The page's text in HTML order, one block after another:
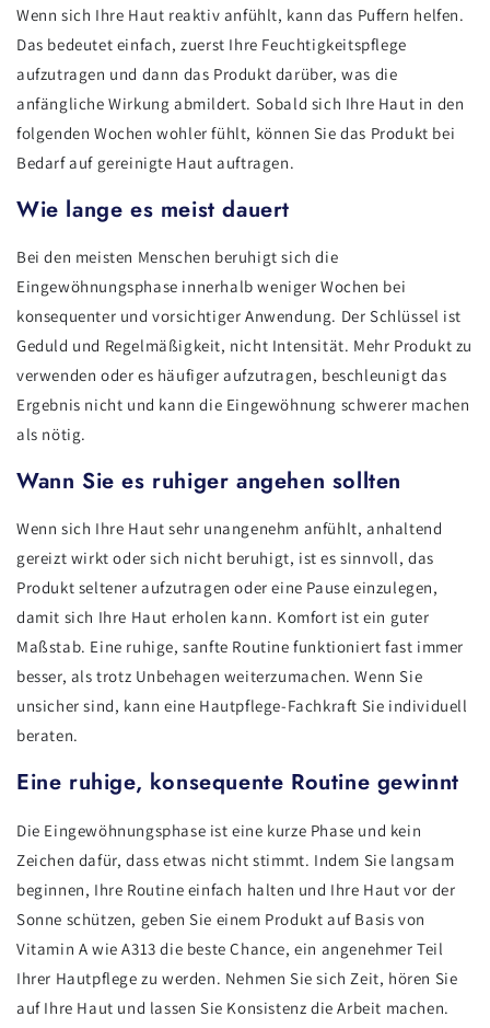
Wenn sich Ihre Haut reaktiv anfühlt, kann das Puffern helfen.
Das bedeutet einfach, zuerst Ihre Feuchtigkeitspflege
aufzutragen und dann das Produkt darüber, was die
anfängliche Wirkung abmildert. Sobald sich Ihre Haut in den
folgenden Wochen wohler fühlt, können Sie das Produkt bei
Bedarf auf gereinigte Haut auftragen.
Wie lange es meist dauert
Bei den meisten Menschen beruhigt sich die
Eingewöhnungsphase innerhalb weniger Wochen bei
konsequenter und vorsichtiger Anwendung. Der Schlüssel ist
Geduld und Regelmäßigkeit, nicht Intensität. Mehr Produkt zu
verwenden oder es häufiger aufzutragen, beschleunigt das
Ergebnis nicht und kann die Eingewöhnung schwerer machen
als nötig.
Wann Sie es ruhiger angehen sollten
Wenn sich Ihre Haut sehr unangenehm anfühlt, anhaltend
gereizt wirkt oder sich nicht beruhigt, ist es sinnvoll, das
Produkt seltener aufzutragen oder eine Pause einzulegen,
damit sich Ihre Haut erholen kann. Komfort ist ein guter
Maßstab. Eine ruhige, sanfte Routine funktioniert fast immer
besser, als trotz Unbehagen weiterzumachen. Wenn Sie
unsicher sind, kann eine Hautpflege-Fachkraft Sie individuell
beraten.
Eine ruhige, konsequente Routine gewinnt
Die Eingewöhnungsphase ist eine kurze Phase und kein
Zeichen dafür, dass etwas nicht stimmt. Indem Sie langsam
beginnen, Ihre Routine einfach halten und Ihre Haut vor der
Sonne schützen, geben Sie einem Produkt auf Basis von
Vitamin A wie A313 die beste Chance, ein angenehmer Teil
Ihrer Hautpflege zu werden. Nehmen Sie sich Zeit, hören Sie
auf Ihre Haut und lassen Sie Konsistenz die Arbeit machen.